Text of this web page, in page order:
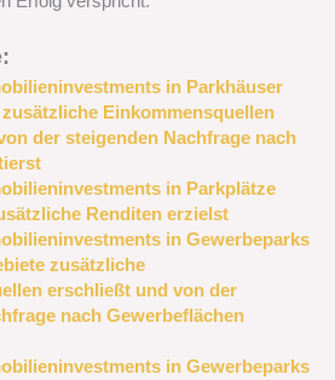
in Parkhäuser
Einkommensquellen
der steigenden Nachfrage nach
in Parkplätze
Renditen erzielst
in Gewerbeparks
zusätzliche
erschließt und von der
nach Gewerbeflächen
in Gewerbeparks